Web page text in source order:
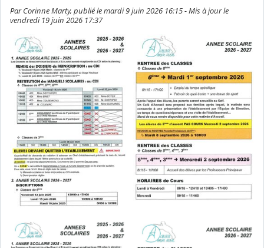
Par Corinne Marty, publié le mardi 9 juin 2026 16:15 - Mis à jour le
vendredi 19 juin 2026 17:37